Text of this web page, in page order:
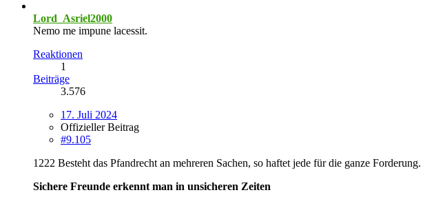
Lord_Asriel2000
Nemo me impune lacessit.
Reaktionen
1
Beiträge
3.576
17. Juli 2024
Offizieller Beitrag
#9.105
1222 Besteht das Pfandrecht an mehreren Sachen, so haftet jede für die ganze Forderung.
Sichere Freunde erkennt man in unsicheren Zeiten